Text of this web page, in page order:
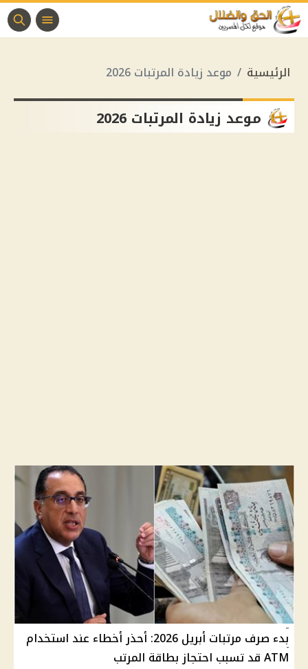
الرئيسية موعد زيادة المرتبات 2026
موعد زيادة المرتبات 2026
بدء صرف مرتبات أبريل 2026: أحذر أخطاء عند استخدام
ATM قد تسبب احتجاز بطاقة المرتب